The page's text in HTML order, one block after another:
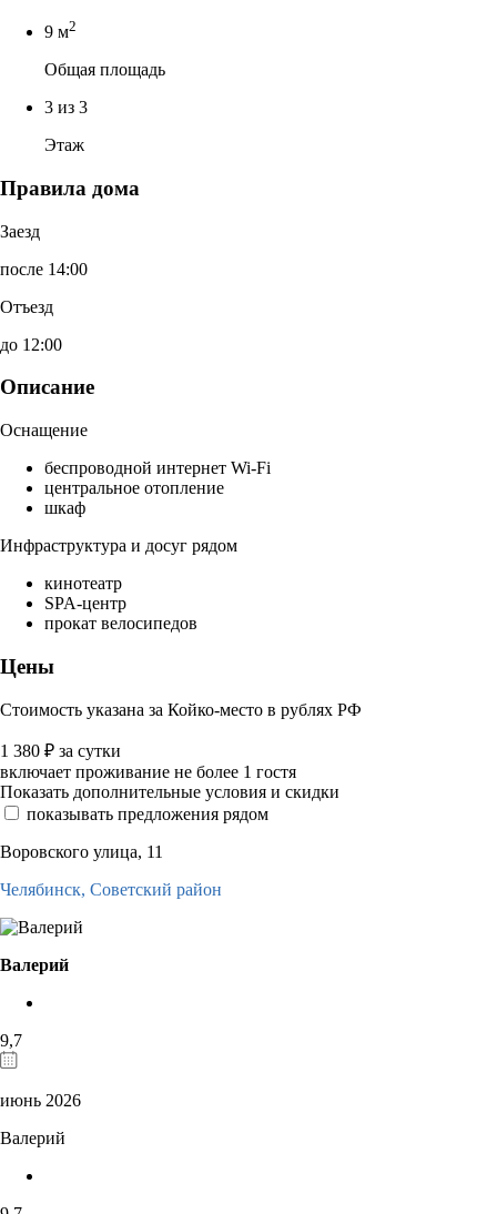
9 м2
Общая площадь
3 из 3
Этаж
Правила дома
Заезд
после 14:00
Отъезд
до 12:00
Описание
Оснащение
беспроводной интернет Wi-Fi
центральное отопление
шкаф
Инфраструктура и досуг рядом
кинотеатр
SPA-центр
прокат велосипедов
Цены
Стоимость указана за Койко-место в рублях РФ
1 380 ₽ за сутки
включает проживание не более 1 гостя
Показать дополнительные условия и скидки
показывать предложения рядом
Воровского улица, 11
Челябинск, Советский район
Валерий
9,7
июнь 2026
Валерий